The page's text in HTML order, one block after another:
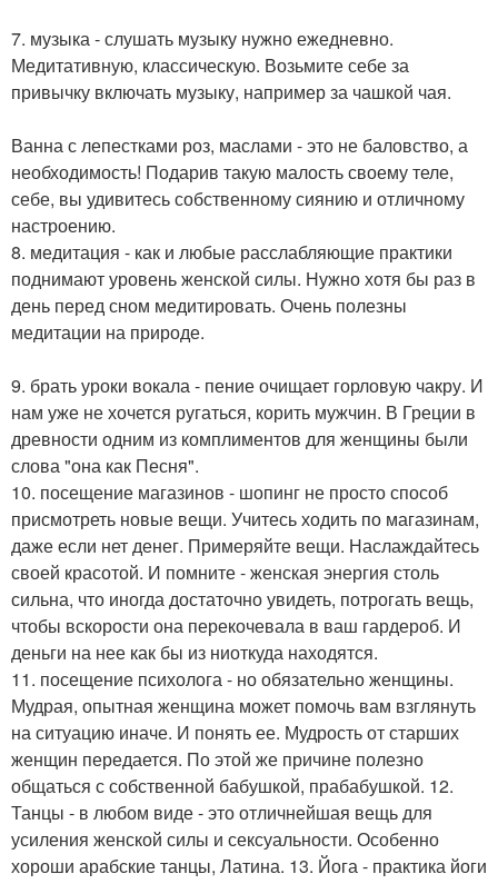
7. музыка - слушать музыку нужно ежедневно.
Медитативную, классическую. Возьмите себе за
привычку включать музыку, например за чашкой чая.
Ванна с лепестками роз, маслами - это не баловство, а
необходимость! Подарив такую малость своему теле,
себе, вы удивитесь собственному сиянию и отличному
настроению.
8. медитация - как и любые расслабляющие практики
поднимают уровень женской силы. Нужно хотя бы раз в
день перед сном медитировать. Очень полезны
медитации на природе.
9. брать уроки вокала - пение очищает горловую чакру. И
нам уже не хочется ругаться, корить мужчин. В Греции в
древности одним из комплиментов для женщины были
слова "она как Песня".
10. посещение магазинов - шопинг не просто способ
присмотреть новые вещи. Учитесь ходить по магазинам,
даже если нет денег. Примеряйте вещи. Наслаждайтесь
своей красотой. И помните - женская энергия столь
сильна, что иногда достаточно увидеть, потрогать вещь,
чтобы вскорости она перекочевала в ваш гардероб. И
деньги на нее как бы из ниоткуда находятся.
11. посещение психолога - но обязательно женщины.
Мудрая, опытная женщина может помочь вам взглянуть
на ситуацию иначе. И понять ее. Мудрость от старших
женщин передается. По этой же причине полезно
общаться с собственной бабушкой, прабабушкой. 12.
Танцы - в любом виде - это отличнейшая вещь для
усиления женской силы и сексуальности. Особенно
хороши арабские танцы, Латина. 13. Йога - практика йоги